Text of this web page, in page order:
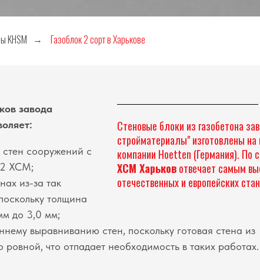
KHSM → Газоблок 2 сорт в Харькове
Стеновые блоки из газобетона
стройматериалы" изготовлены
компании Hoetten (Германия). По
ХСМ Харьковотвечает самым
отечественных и европейских
завода
стен сооружений с
ХСМ;
из-за так
толщина
до 3,0 мм;
выравниванию стен, поскольку готовая стена из
ровной, что отпадает необходимость в таких работах.